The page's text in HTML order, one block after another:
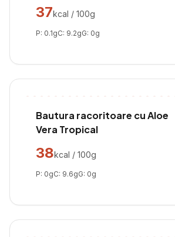
37kcal / 100g
P: 0.1gC: 9.2gG: 0g
Bautura racoritoare cu Aloe
Vera Tropical
38kcal / 100g
P: 0gC: 9.6gG: 0g